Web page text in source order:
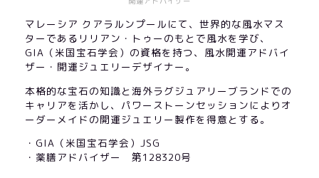
マレーシア クアラルンプールにて、世界的な風水マス
ターであるリリアン・トゥーのもとで風水を学び、
GIA（米国宝石学会）の資格を持つ、風水開運アドバイ
ザー・開運ジュエリーデザイナー。
本格的な宝石の知識と海外ラグジュアリーブランドでの
キャリアを活かし、パワーストーンセッションによりオ
ーダーメイドの開運ジュエリー製作を得意とする。
・GIA（米国宝石学会）JSG
・薬膳アドバイザー 第128320号